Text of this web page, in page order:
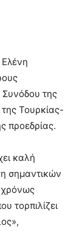
Συνόδου της
της Τουρκίας-
προεδρίας.
καλή
σημαντικών
τορπιλίζει